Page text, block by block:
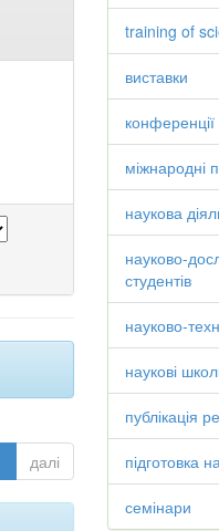
далі
training of
виставки
конференції
міжнародні
наукова
науково-
студентів
науково-
наукові
публікація
підготовка
семінари